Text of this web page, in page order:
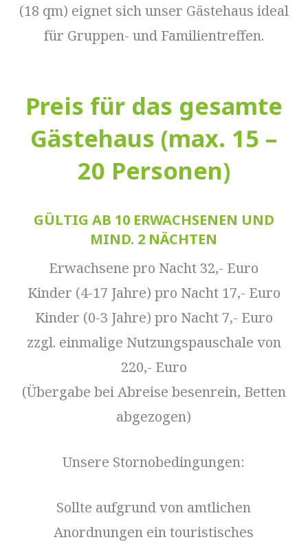
(18 qm) eignet sich unser Gästehaus ideal
für Gruppen- und Familientreffen.
Preis für das gesamte
Gästehaus (max. 15 –
20 Personen)
GÜLTIG AB 10 ERWACHSENEN UND
MIND. 2 NÄCHTEN
Erwachsene pro Nacht 32,- Euro
Kinder (4-17 Jahre) pro Nacht 17,- Euro
Kinder (0-3 Jahre) pro Nacht 7,- Euro
zzgl. einmalige Nutzungspauschale von
220,- Euro
(Übergabe bei Abreise besenrein, Betten
abgezogen)
Unsere Stornobedingungen:
Sollte aufgrund von amtlichen
Anordnungen ein touristisches